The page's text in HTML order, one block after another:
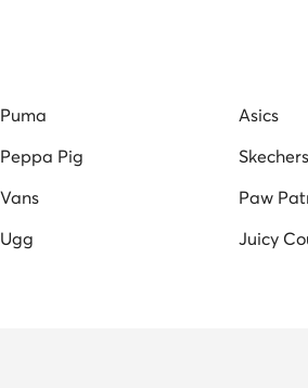
Γυναικεία αθλητικά παπούτσια
Puma Asics
Peppa Pig Skechers
Vans Paw
Ugg Juicy